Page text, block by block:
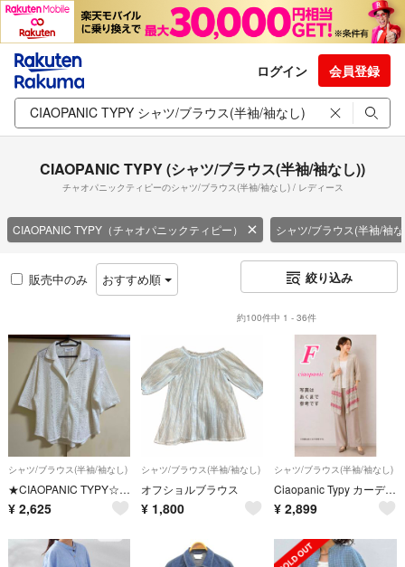
ログイン 会員登録
CIAOPANIC TYPY (シャツ/ブラウス(半袖/袖なし))
チャオパニックティピーのシャツ/ブラウス(半袖/袖なし) / レディース
CIAOPANIC TYPY（チャオパニックティピー） シャツ/ブラウス(半袖/袖
販売中のみ おすすめ順 絞り込み
約100件中 1 - 36件
シャツ/ブラウス(半袖/袖なし)
★CIAOPANIC TYPY☆レース開襟シャツ
¥ 2,625
シャツ/ブラウス(半袖/袖なし)
オフショルブラウス
¥ 1,800
シャツ/ブラウス(半袖/袖なし)
Ciaopanic Typy カーディガン 長袖 ベージュ レッド F 前開き
¥ 2,899